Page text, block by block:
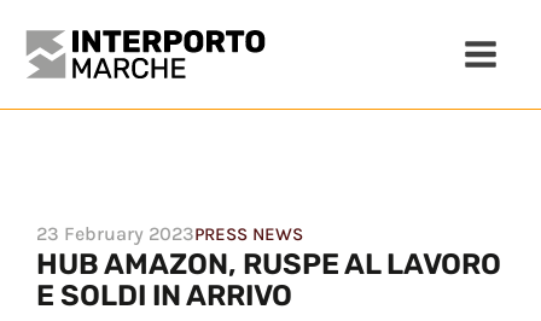
23 February 2023PRESS NEWS
HUB AMAZON, RUSPE AL LAVORO
E SOLDI IN ARRIVO